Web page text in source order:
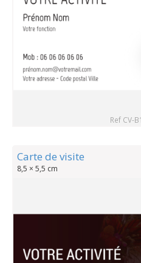
Ref CV-
Carte de visite
8,5 × 5,5 cm